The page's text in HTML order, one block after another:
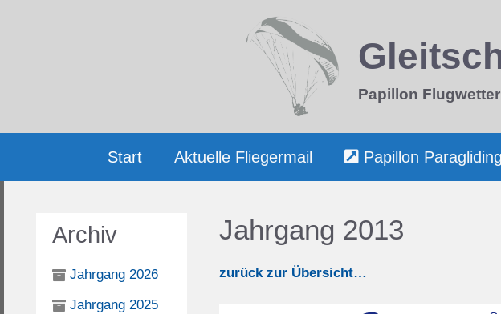
Papillon
Start Aktuelle Fliegermail Papillon Paragliding
Jahrgang 2013
zurück zur Übersicht…
Archiv
Jahrgang 2026
Jahrgang 2025